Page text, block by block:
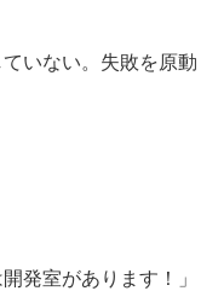
いない。失敗を原動
発室があります！」